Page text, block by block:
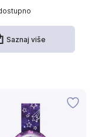
Saznaj više